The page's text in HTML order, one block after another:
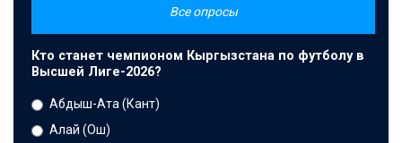
Все опросы
Кто станет чемпионом Кыргызстана по футболу в
Высшей Лиге-2026?
Абдыш-Ата (Кант)
Алай (Ош)